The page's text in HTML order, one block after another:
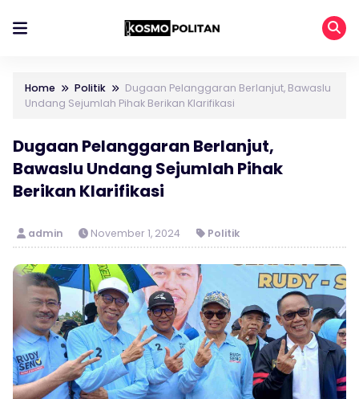
Home Politik
Dugaan Pelanggaran Berlanjut, Bawaslu
Undang Sejumlah Pihak Berikan Klarifikasi
Dugaan Pelanggaran Berlanjut,
Bawaslu Undang Sejumlah Pihak
Berikan Klarifikasi
admin November 1, 2024 Politik